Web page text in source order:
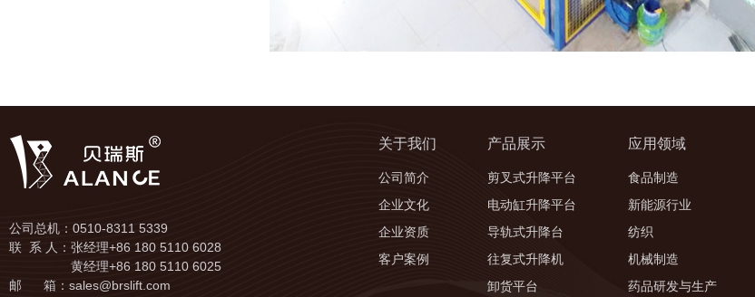
公司总机：0510-8311 5339
联 系 人：张经理+86 180 5110 6028
黄经理+86 180 5110 6025
邮 箱：sales@brslift.com
关于我们
公司简介
企业文化
企业资质
客户案例
产品展示
剪叉式升降平台
电动缸升降平台
导轨式升降台
往复式升降机
卸货平台
应用领域
食品制造
新能源行业
纺织
机械制造
药品研发与生产